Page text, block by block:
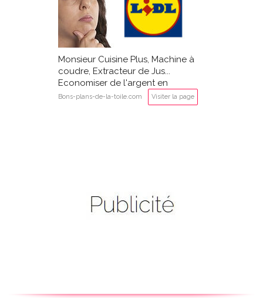
Monsieur Cuisine Plus, Machine à
coudre, Extracteur de Jus...
Economiser de l'argent en
achetant des produits LIDL
Bons-plans-de-la-toile.com Visiter la page